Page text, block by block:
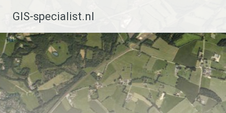
naar
de
inhoud
GIS-specialist.nl